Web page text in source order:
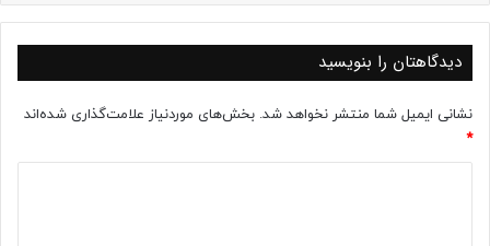
دیدگاهتان را بنویسید
نشانی ایمیل شما منتشر نخواهد شد. بخش‌های موردنیاز علامت‌گذاری شده‌اند
*